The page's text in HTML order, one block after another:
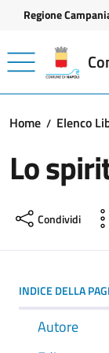
Vai ai contenuti
Vai al footer
Regione
Home Elenco
Lo
Condividi
INDICE DELLA
Autore